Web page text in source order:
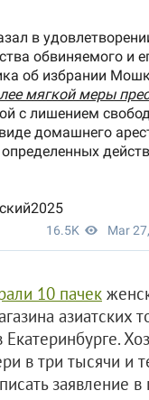
10 пачек
азиатских
в три тысячи и
заявление